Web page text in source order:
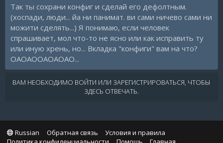
Так ты сохрани конфиг и сделай его дефолтным.
(хоспади, люди... йа ни панимат. ви сами ничево сами ни
можити сделять...) Я понимаю, если человек
спрашивает, мол что-то не ясно или как исправить ту
или иную хрень, но... Вкладка "конфиги" вам на что?
ОАОАООАОАОАО...
ВАМ НЕОБХОДИМО ВОЙТИ ИЛИ ЗАРЕГИСТРИРОВАТЬСЯ, ЧТОБЫ
ЗДЕСЬ ОТВЕЧАТЬ.
Russian Обратная связь
Условия и правила